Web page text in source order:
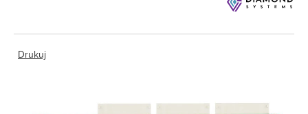
Drukuj